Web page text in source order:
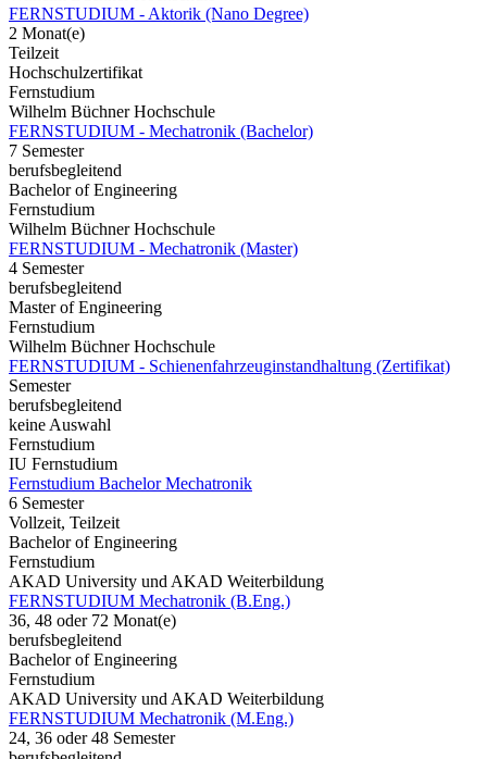
FERNSTUDIUM - Aktorik (Nano Degree)
2 Monat(e)
Teilzeit
Hochschulzertifikat
Fernstudium
Wilhelm Büchner Hochschule
FERNSTUDIUM - Mechatronik (Bachelor)
7 Semester
berufsbegleitend
Bachelor of Engineering
Fernstudium
Wilhelm Büchner Hochschule
FERNSTUDIUM - Mechatronik (Master)
4 Semester
berufsbegleitend
Master of Engineering
Fernstudium
Wilhelm Büchner Hochschule
FERNSTUDIUM - Schienenfahrzeuginstandhaltung (Zertifikat)
Semester
berufsbegleitend
keine Auswahl
Fernstudium
IU Fernstudium
Fernstudium Bachelor Mechatronik
6 Semester
Vollzeit, Teilzeit
Bachelor of Engineering
Fernstudium
AKAD University und AKAD Weiterbildung
FERNSTUDIUM Mechatronik (B.Eng.)
36, 48 oder 72 Monat(e)
berufsbegleitend
Bachelor of Engineering
Fernstudium
AKAD University und AKAD Weiterbildung
FERNSTUDIUM Mechatronik (M.Eng.)
24, 36 oder 48 Semester